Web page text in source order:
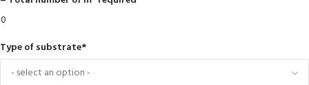
Type of substrate*